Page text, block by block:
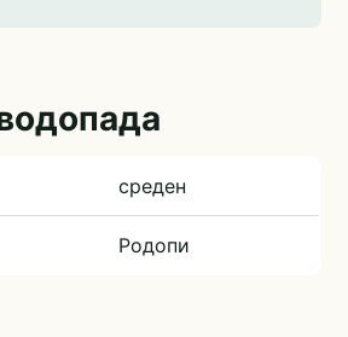
среден
Родопи